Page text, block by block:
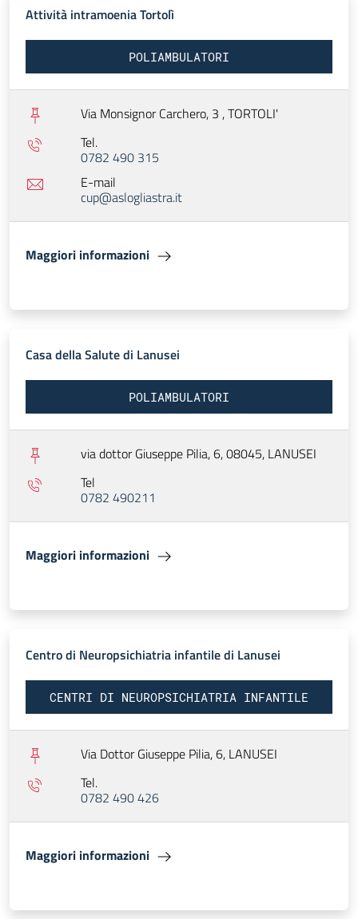
Attività intramoenia Tortolì
POLIAMBULATORI
Via Monsignor Carchero, 3 ,TORTOLI'
Tel.
0782 490 315
E-mail
cup@aslogliastra.it
Maggiori informazioni
Casa della Salute di Lanusei
POLIAMBULATORI
via dottor Giuseppe Pilia, 6, 08045, LANUSEI
Tel
0782 490211
Maggiori informazioni
Centro di Neuropsichiatria infantile di Lanusei
CENTRI DI NEUROPSICHIATRIA INFANTILE
Via Dottor Giuseppe Pilia, 6, LANUSEI
Tel.
0782 490 426
Maggiori informazioni